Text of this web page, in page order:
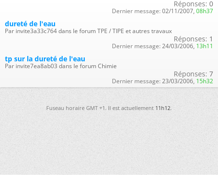
Réponses: 0
Dernier message: 02/11/2007, 08h37
dureté de l'eau
Par invite3a33c764 dans le forum TPE / TIPE et autres travaux
Réponses: 1
Dernier message: 24/03/2006, 13h11
tp sur la dureté de l'eau
Par invite7ea8ab03 dans le forum Chimie
Réponses: 7
Dernier message: 23/03/2006, 15h32
Fuseau horaire GMT +1. Il est actuellement11h12.